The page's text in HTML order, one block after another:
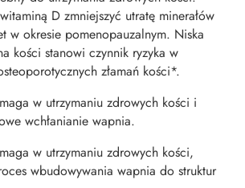
D zmniejszyć utratę minerałów
w okresie pomenopauzalnym. Niska
kości stanowi czynnik ryzyka w
złamań kości*.
w utrzymaniu zdrowych kości i
wchłanianie wapnia.
w utrzymaniu zdrowych kości,
wbudowywania wapnia do struktur